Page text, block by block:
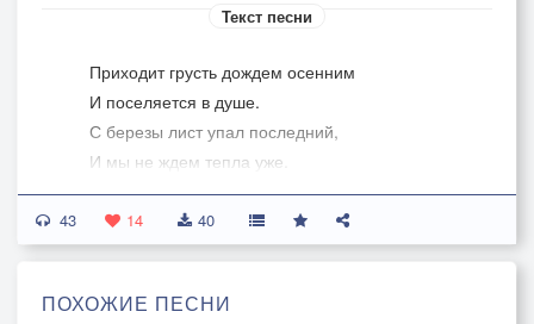
Текст песни
Приходит грусть дождем осенним
И поселяется в душе.
С березы лист упал последний,
И мы не ждем тепла уже.
Леса окутаны туманом,
Совсем раздетые стоят.
Цветами не волнуют взгляд.
43 14 40
ПОХОЖИЕ ПЕСНИ